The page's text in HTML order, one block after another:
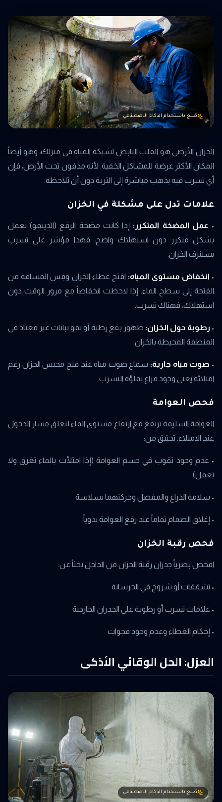
صُنع باستخدام الذكاء الاصطناعي
الخزان الأرضي هو القلب النابض لشبكة المياه في منزلك، وهو أيضاً
المكان الأكثر عرضة للمشاكل الخفية. لأنه مدفون تحت الأرض، فإن
أي تسرب فيه يذهب مباشرة إلى التربة دون أن تلاحظه.
علامات تدل على مشكلة في الخزان
• عمل المضخة المتكرر: إذا كانت مضخة الرفع (الدينمو) تعمل
بشكل متكرر دون استهلاك واضح، فهذا مؤشر على تسرب
يستنزف الخزان.
• انخفاض مستوى المياه: افتح غطاء الخزان وقِس المسافة من
الفتحة إلى سطح الماء. إذا لاحظت انخفاضاً مع مرور الوقت دون
استهلاك، فهناك تسرب.
• رطوبة حول الخزان: ظهور بقع رطبة أو نمو نباتات غير معتاد في
المنطقة المحيطة بالخزان.
• صوت مياه جارية: سماع صوت مياه عند فتح محبس الخزان رغم
امتلائه يعني وجود فراغ يملؤه التسرب.
فحص العوامة
العوامة السليمة ترتفع مع ارتفاع مستوى الماء لتغلق مسار الدخول
عند الامتلاء. تحقق من:
• عدم وجود ثقوب في جسم العوامة (إذا امتلأت بالماء تغرق ولا
تعمل)
• سلامة الذراع والمفصل وحركتهما بسلاسة
• إغلاق الصمام تماماً عند رفع العوامة يدوياً
فحص رقبة الخزان
افحص بصرياً جدران رقبة الخزان من الداخل بحثاً عن:
• تشققات أو شروخ في الخرسانة
• علامات تسرب أو رطوبة على الجدران الخارجية
• إحكام الغطاء وعدم وجود فجوات
العزل: الحل الوقائي الأذكى
صُنع باستخدام الذكاء الاصطناعي